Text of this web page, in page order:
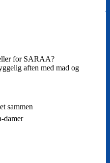
for SARAA?
aften med mad og
sammen
damer